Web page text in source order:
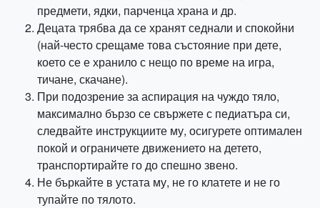
предмети, ядки, парченца храна и др.
Децата трябва да се хранят седнали и спокойни
(най-често срещаме това състояние при дете,
което се е хранило с нещо по време на игра,
тичане, скачане).
При подозрение за аспирация на чуждо тяло,
максимално бързо се свържете с педиатъра си,
следвайте инструкциите му, осигурете оптимален
покой и ограничете движението на детето,
транспортирайте го до спешно звено.
Не бъркайте в устата му, не го клатете и не го
тупайте по тялото.